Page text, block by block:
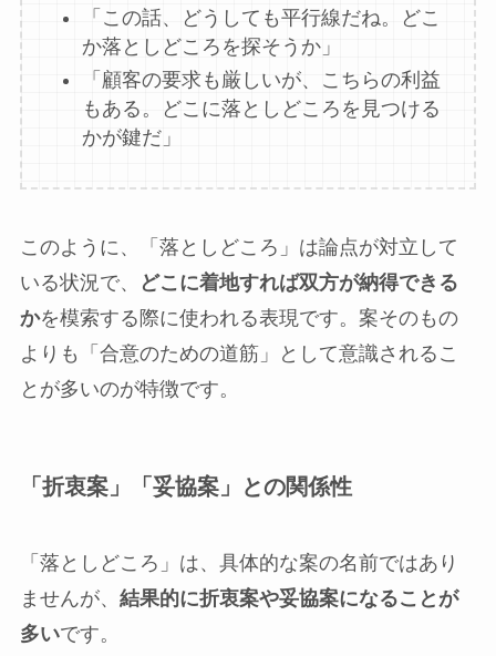
「この話、どうしても平行線だね。どこ
か落としどころを探そうか」
「顧客の要求も厳しいが、こちらの利益
もある。どこに落としどころを見つける
かが鍵だ」
このように、「落としどころ」は論点が対立して
いる状況で、
どこに着地すれば双方が納得できる
かを模索する際に使われる表現です。案そのもの
よりも「合意のための道筋」として意識されるこ
とが多いのが特徴です。
「折衷案」「妥協案」との関係性
「落としどころ」は、具体的な案の名前ではあり
ませんが、 結果的に折衷案や妥協案になることが
多いです。